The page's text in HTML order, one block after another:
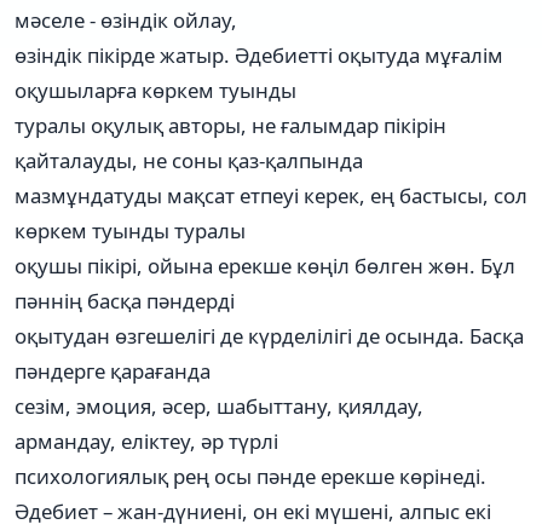
мәселе - өзіндік ойлау,
өзіндік пікірде жатыр. Әдебиетті оқытуда мұғалім
оқушыларға көркем туынды
туралы оқулық авторы, не ғалымдар пікірін
қайталауды, не соны қаз-қалпында
мазмұндатуды мақсат етпеуі керек, ең бастысы, сол
көркем туынды туралы
оқушы пікірі, ойына ерекше көңіл бөлген жөн. Бұл
пәннің басқа пәндерді
оқытудан өзгешелігі де күрделілігі де осында. Басқа
пәндерге қарағанда
сезім, эмоция, әсер, шабыттану, қиялдау,
армандау, еліктеу, әр түрлі
психологиялық рең осы пәнде ерекше көрінеді.
Әдебиет – жан-дүниені, он екі мүшені, алпыс екі